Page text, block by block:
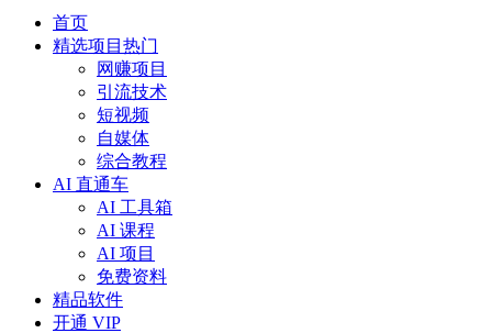
首页
精选项目 热门
网赚项目
引流技术
短视频
自媒体
综合教程
AI 直通车
AI 工具箱
AI 课程
AI 项目
免费资料
精品软件
开通 VIP